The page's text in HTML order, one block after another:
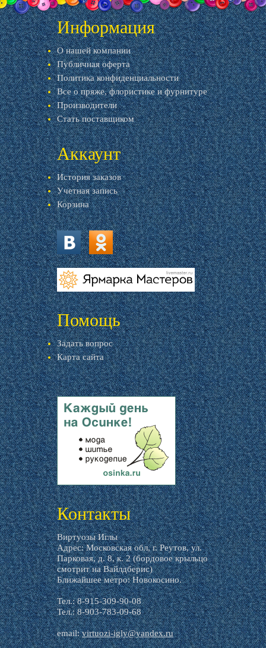
Информация
О нашей компании
Публичная оферта
Политика конфиденциальности
Все о пряже, флористике и фурнитуре
Производители
Стать поставщиком
Аккаунт
История заказов
Учетная запись
Корзина
vk.com ok.ru
livemaster.ru
Помощь
Задать вопрос
Карта сайта
livemaster.ru
Контакты
Виртуозы Иглы
Адрес: Московская обл, г. Реутов, ул.
Парковая, д. 8, к. 2 (бордовое крыльцо
смотрит на Вайлдберис)
Ближайшее метро: Новокосино.
Тел.: 8-915-309-90-08
Тел.: 8-903-783-09-68
email:virtuozi-igly@yandex.ru